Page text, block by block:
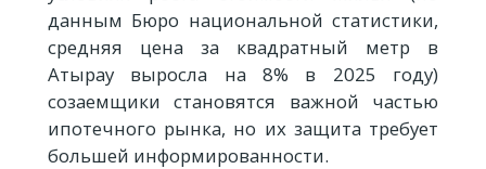
данным Бюро национальной статистики,
средняя цена за квадратный метр в
Атырау выросла на 8% в 2025 году)
созаемщики становятся важной частью
ипотечного рынка, но их защита требует
большей информированности.